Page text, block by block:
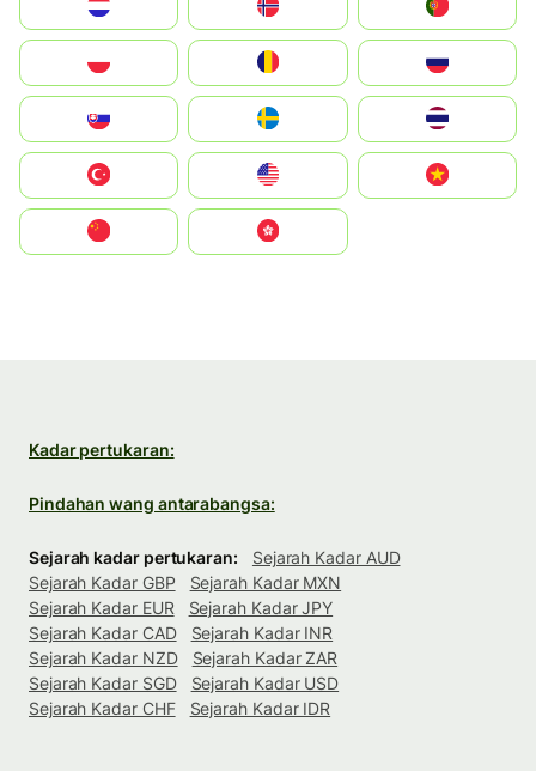
United States
中國香港特別行政區
Kadar pertukaran:
Pindahan wang antarabangsa:
Sejarah kadar pertukaran:
Sejarah Kadar AUD
Sejarah Kadar GBP
Sejarah Kadar MXN
Sejarah Kadar EUR
Sejarah Kadar JPY
Sejarah Kadar CAD
Sejarah Kadar INR
Sejarah Kadar NZD
Sejarah Kadar ZAR
Sejarah Kadar SGD
Sejarah Kadar USD
Sejarah Kadar CHF
Sejarah Kadar IDR